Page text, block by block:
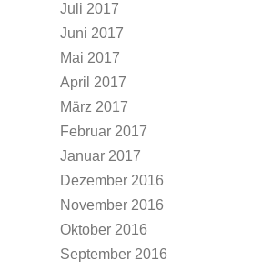
Juli 2017
Juni 2017
Mai 2017
April 2017
März 2017
Februar 2017
Januar 2017
Dezember 2016
November 2016
Oktober 2016
September 2016